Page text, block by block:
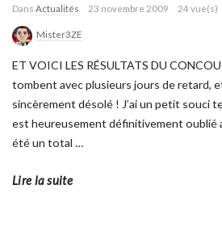
Dans Actualités 23 novembre 2009 24 vue(s)
Mister3ZE
ET VOICI LES RÉSULTATS DU
tombent avec plusieurs jours de retard,
sincèrement désolé ! J’ai un petit souci
est heureusement définitivement oublié
été un total …
Lire la suite